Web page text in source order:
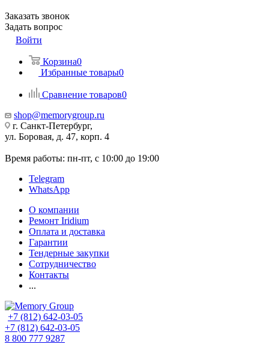
Заказать звонок
Задать вопрос
Войти
Корзина0
Избранные товары0
Сравнение товаров0
shop@memorygroup.ru
г. Санкт-Петербург,
ул. Боровая, д. 47, корп. 4
Время работы: пн-пт, с 10:00 до 19:00
Telegram
WhatsApp
О компании
Ремонт Iridium
Оплата и доставка
Гарантии
Тендерные закупки
Сотрудничество
Контакты
...
+7 (812) 642-03-05
+7 (812) 642-03-05
8 800 777 9287